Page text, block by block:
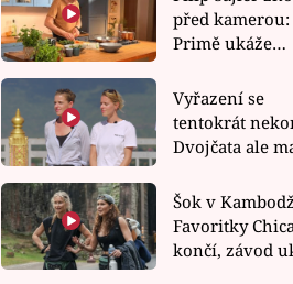
před kamerou:
Primě ukáže
rychlé recepty
Vyřazení se
tentokrát
Dvojčata ale
závodu nůž na
Šok v
Favoritky
končí, závod